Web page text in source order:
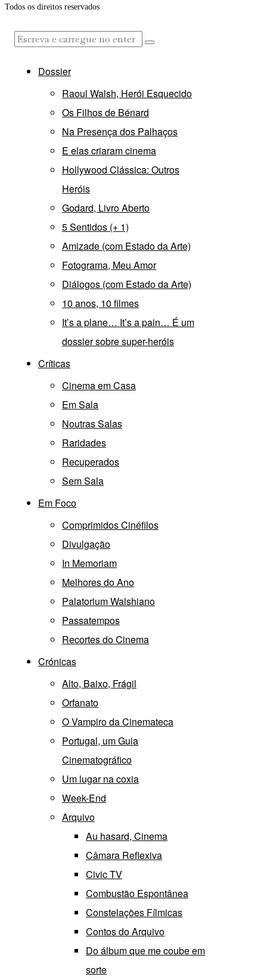
Todos os direitos reservados
Dossier
Raoul Walsh, Herói Esquecido
Os Filhos de Bénard
Na Presença dos Palhaços
E elas criaram cinema
Hollywood Clássica: Outros
Heróis
Godard, Livro Aberto
5 Sentidos (+ 1)
Amizade (com Estado da Arte)
Fotograma, Meu Amor
Diálogos (com Estado da Arte)
10 anos, 10 filmes
It’s a plane… It’s a pain… É um
dossier sobre super-heróis
Críticas
Cinema em Casa
Em Sala
Noutras Salas
Raridades
Recuperados
Sem Sala
Em Foco
Comprimidos Cinéfilos
Divulgação
In Memoriam
Melhores do Ano
Palatorium Walshiano
Passatempos
Recortes do Cinema
Crónicas
Alto, Baixo, Frágil
Orfanato
O Vampiro da Cinemateca
Portugal, um Guia
Cinematográfico
Um lugar na coxia
Week-End
Arquivo
Au hasard, Cinema
Câmara Reflexiva
Civic TV
Combustão Espontânea
Constelações Fílmicas
Contos do Arquivo
Do álbum que me coube em
sorte